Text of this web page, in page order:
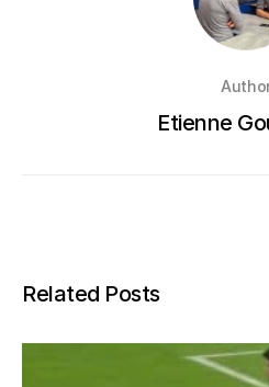
Etienne
Related Posts